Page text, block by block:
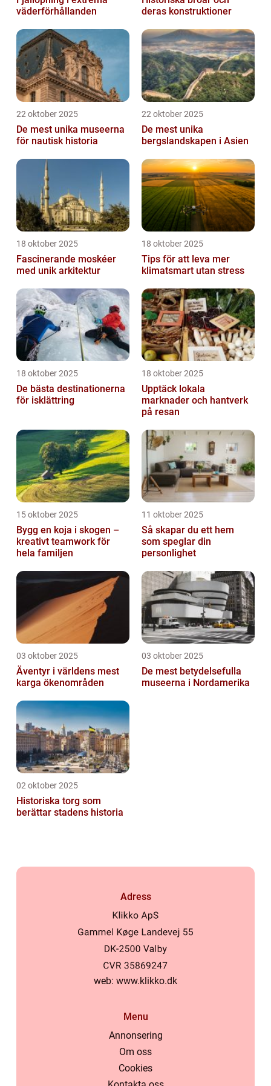
väderförhållanden
deras konstruktioner
22 oktober 2025
De mest unika museerna
för nautisk historia
22 oktober 2025
De mest unika
bergslandskapen i Asien
18 oktober 2025
Fascinerande moskéer
med unik arkitektur
18 oktober 2025
Tips för att leva mer
klimatsmart utan stress
18 oktober 2025
De bästa destinationerna
för isklättring
18 oktober 2025
Upptäck lokala
marknader och hantverk
på resan
15 oktober 2025
Bygg en koja i skogen –
kreativt teamwork för
hela familjen
11 oktober 2025
Så skapar du ett hem
som speglar din
personlighet
03 oktober 2025
Äventyr i världens mest
karga ökenområden
03 oktober 2025
De mest betydelsefulla
museerna i Nordamerika
02 oktober 2025
Historiska torg som
berättar stadens historia
Adress
web: www.klikko.dk
Menu
Annonsering
Om oss
Cookies